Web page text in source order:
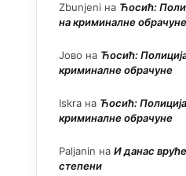
Zbunjeni на Ћосић:
на криминалне обрачуне
Јово на Ћосић:
криминалне обрачуне
Iskra на Ћосић:
криминалне обрачуне
Paljanin на И данас
степени